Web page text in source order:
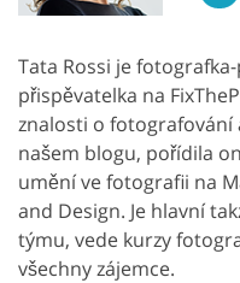
Tata Rossi je
přispěvatelka na
znalosti o fotografování
našem blogu, pořídila
umění ve fotografii na
and Design. Je hlavní
týmu, vede kurzy
všechny zájemce.